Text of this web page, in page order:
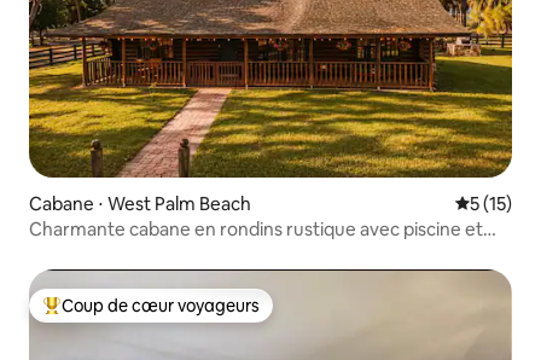
Cabane ⋅ West Palm Beach
5 (15)
Charmante cabane en rondins rustique avec piscine et
Coups de cœur voyageurs les plus appréciés
Coup de cœur voyageurs